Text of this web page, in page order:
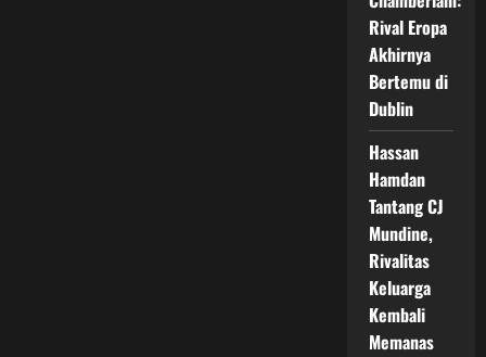
Rival Eropa
Akhirnya
Bertemu di
Dublin
Hassan
Hamdan
Tantang CJ
Mundine,
Rivalitas
Keluarga
Kembali
Memanas